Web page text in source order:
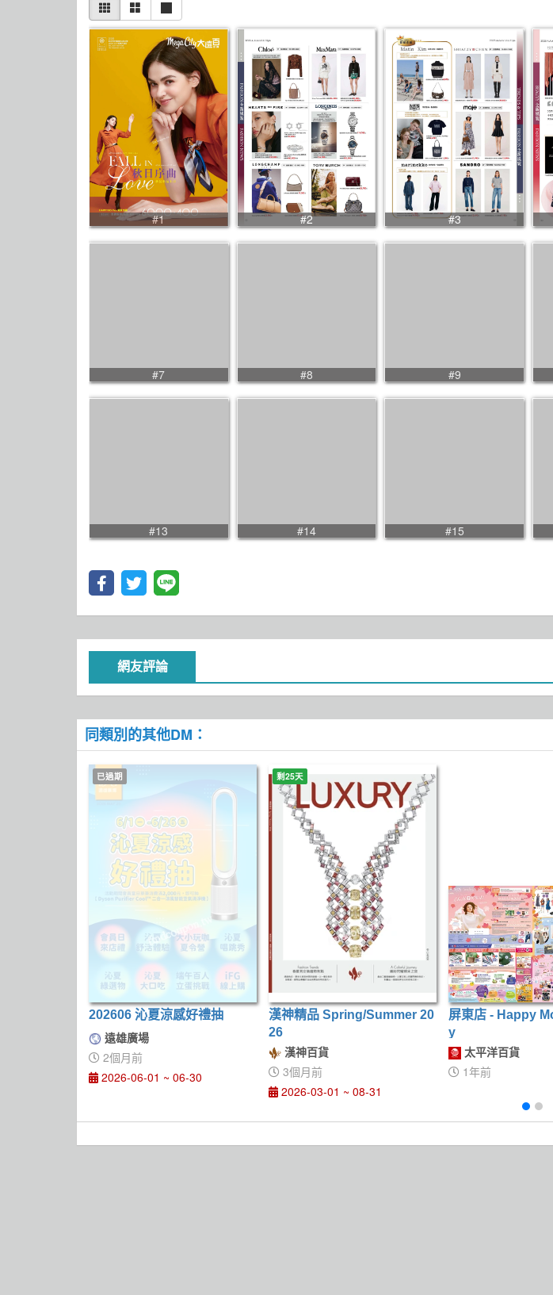
#1 #2 #3
#7 #8 #9
#13 #14 #15
網友評論
同類別的其他DM：
已過期
202606 沁夏涼感好禮抽
遠雄廣場
2個月前
2026-06-01 ~ 06-30
剩25天
漢神精品 Spring/Summer 20
26
漢神百貨
3個月前
2026-03-01 ~ 08-31
屏東店 - Happy
y
太平洋百貨
1年前